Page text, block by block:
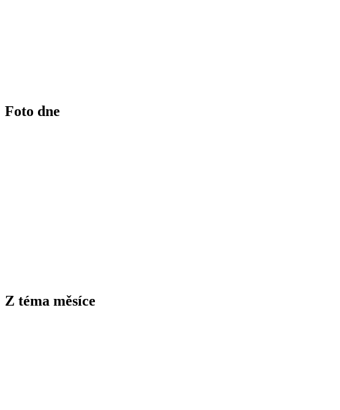
Foto dne
Z téma měsíce